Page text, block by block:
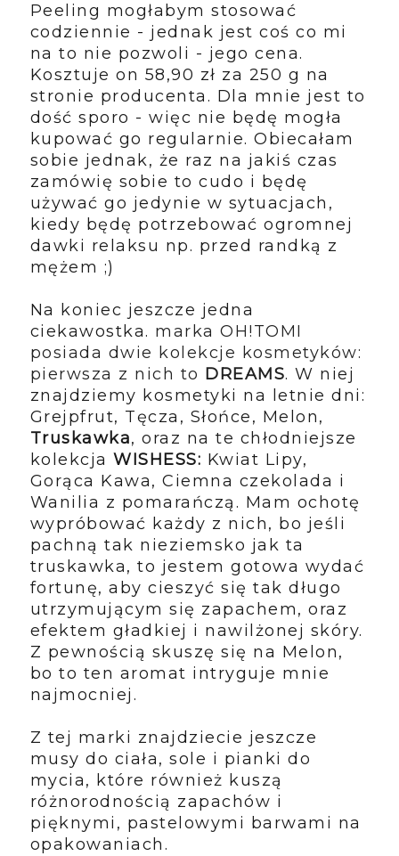
Peeling mogłabym stosować
codziennie - jednak jest coś co mi
na to nie pozwoli - jego cena.
Kosztuje on 58,90 zł za 250 g na
stronie producenta. Dla mnie jest to
dość sporo - więc nie będę mogła
kupować go regularnie. Obiecałam
sobie jednak, że raz na jakiś czas
zamówię sobie to cudo i będę
używać go jedynie w sytuacjach,
kiedy będę potrzebować ogromnej
dawki relaksu np. przed randką z
mężem ;)
Na koniec jeszcze jedna
ciekawostka. marka OH!TOMI
posiada dwie kolekcje kosmetyków:
pierwsza z nich to DREAMS. W niej
znajdziemy kosmetyki na letnie dni:
Grejpfrut, Tęcza, Słońce, Melon,
Truskawka, oraz na te chłodniejsze
kolekcjaWISHESS: Kwiat Lipy,
Gorąca Kawa, Ciemna czekolada i
Wanilia z pomarańczą. Mam ochotę
wypróbować każdy z nich, bo jeśli
pachną tak nieziemsko jak ta
truskawka, to jestem gotowa wydać
fortunę, aby cieszyć się tak długo
utrzymującym się zapachem, oraz
efektem gładkiej i nawilżonej skóry.
Z pewnością skuszę się na Melon,
bo to ten aromat intryguje mnie
najmocniej.
Z tej marki znajdziecie jeszcze
musy do ciała, sole i pianki do
mycia, które również kuszą
różnorodnością zapachów i
pięknymi, pastelowymi barwami na
opakowaniach.